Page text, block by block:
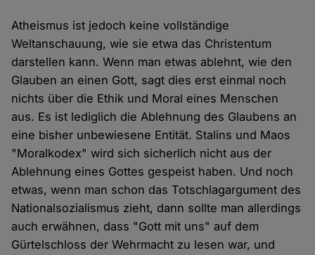
Atheismus ist jedoch keine vollständige
Weltanschauung, wie sie etwa das Christentum
darstellen kann. Wenn man etwas ablehnt, wie den
Glauben an einen Gott, sagt dies erst einmal noch
nichts über die Ethik und Moral eines Menschen
aus. Es ist lediglich die Ablehnung des Glaubens an
eine bisher unbewiesene Entität. Stalins und Maos
"Moralkodex" wird sich sicherlich nicht aus der
Ablehnung eines Gottes gespeist haben. Und noch
etwas, wenn man schon das Totschlagargument des
Nationalsozialismus zieht, dann sollte man allerdings
auch erwähnen, dass "Gott mit uns" auf dem
Gürtelschloss der Wehrmacht zu lesen war, und